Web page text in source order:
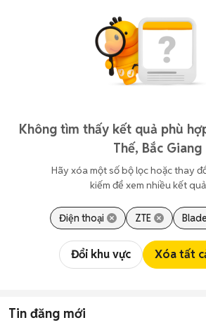
Không tìm thấy kết quả phù
Thế, Bắc Giang
Hãy xóa một số bộ lọc hoặc thay
kiếm để xem nhiều kết
Điện thoại ZTE
Đổi khu vực Xóa tất
Tin đăng mới